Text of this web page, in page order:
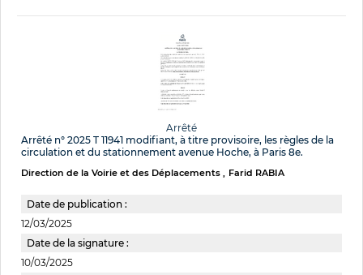
Arrêté
Arrêté n° 2025 T 11941 modifiant, à titre provisoire, les règles de la
circulation et du stationnement avenue Hoche, à Paris 8e.
Direction de la Voirie et des Déplacements Farid RABIA
Date de publication :
12/03/2025
Date de la signature :
10/03/2025